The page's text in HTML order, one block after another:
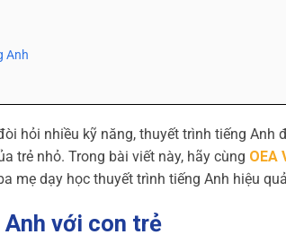
Anh
hỏi nhiều kỹ năng, thuyết trình tiếng Anh
trẻ nhỏ. Trong bài viết này, hãy cùng OEA
mẹ dạy học thuyết trình tiếng Anh hiệu
với con trẻ